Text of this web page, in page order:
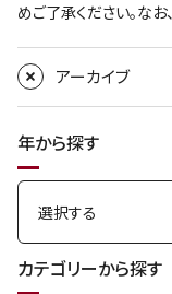
めご了承ください。なお
アーカイブ
年から探す
カテゴリーから探す